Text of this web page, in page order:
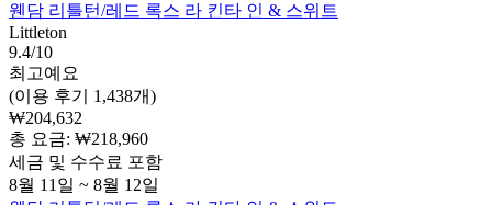
웬담 리틀턴/레드 록스 라 킨타 인 & 스위트
Littleton
9.4/10
최고예요
(이용 후기 1,438개)
₩204,632
총 요금: ₩218,960
세금 및 수수료 포함
8월 11일 ~ 8월 12일